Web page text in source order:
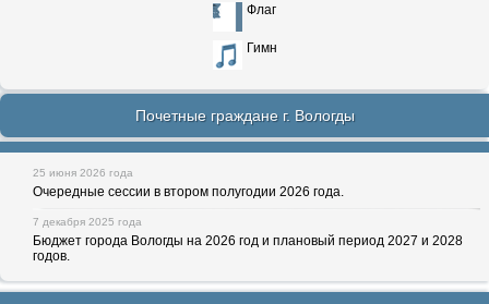
Флаг
Гимн
Почетные граждане г. Вологды
25 июня 2026 года
Очередные сессии в втором полугодии 2026 года.
7 декабря 2025 года
Бюджет города Вологды на 2026 год и плановый период 2027 и 2028
годов.